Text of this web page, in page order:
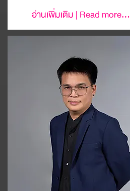
อ่านเพิ่มเติม | Read more...